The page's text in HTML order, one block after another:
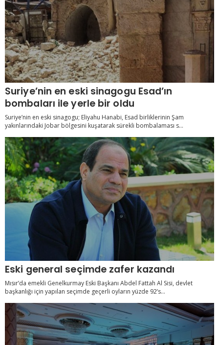
Suriye’nin en eski sinagogu Esad’ın
bombaları ile yerle bir oldu
Suriye’nin en eski sinagogu; Eliyahu Hanabi, Esad birliklerinin Şam
yakınlarındaki Jobar bölgesini kuşatarak sürekli bombalaması s...
Eski general seçimde zafer kazandı
Mısır’da emekli Genelkurmay Eski Başkanı Abdel Fattah Al Sisi, devlet
başkanlığı için yapılan seçimde geçerli oyların yüzde 92’s...